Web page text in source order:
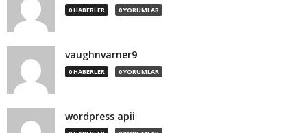
0 HABERLER 0 YORUMLAR
vaughnvarner9
0 HABERLER 0 YORUMLAR
wordpress apii